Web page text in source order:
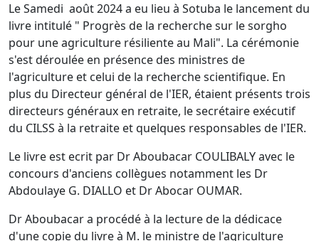
Le Samedi août 2024 a eu lieu à Sotuba le lancement du
livre intitulé " Progrès de la recherche sur le sorgho
pour une agriculture résiliente au Mali". La cérémonie
s'est déroulée en présence des ministres de
l'agriculture et celui de la recherche scientifique. En
plus du Directeur général de l'IER, étaient présents trois
directeurs généraux en retraite, le secrétaire exécutif
du CILSS à la retraite et quelques responsables de l'IER.
Le livre est ecrit par Dr Aboubacar COULIBALY avec le
concours d'anciens collègues notamment les Dr
Abdoulaye G. DIALLO et Dr Abocar OUMAR.
Dr Aboubacar a procédé à la lecture de la dédicace
d'une copie du livre à M. le ministre de l'agriculture